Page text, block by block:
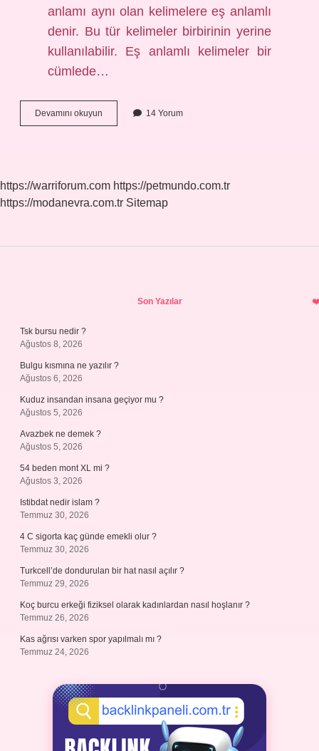
anlamı aynı olan kelimelere eş anlamlı
denir. Bu tür kelimeler birbirinin yerine
kullanılabilir. Eş anlamlı kelimeler bir
cümlede…
Devamını okuyun
Eş
14 Yorum
https://warriforum.com https://petmundo.com.tr
https://modanevra.com.tr Sitemap
Son Yazılar
Tsk bursu nedir ?
Ağustos 8, 2026
Bulgu kısmına ne yazılır ?
Ağustos 6, 2026
Kuduz insandan insana geçiyor mu ?
Ağustos 5, 2026
Avazbek ne demek ?
Ağustos 5, 2026
54 beden mont XL mi ?
Ağustos 3, 2026
Istibdat nedir islam ?
Temmuz 30, 2026
4 C sigorta kaç günde emekli olur ?
Temmuz 30, 2026
Turkcell’de dondurulan bir hat nasıl açılır ?
Temmuz 29, 2026
Koç burcu erkeği fiziksel olarak kadınlardan nasıl hoşlanır ?
Temmuz 26, 2026
Kas ağrısı varken spor yapılmalı mı ?
Temmuz 24, 2026